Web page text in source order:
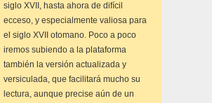
siglo XVII, hasta ahora de difícil
ecceso, y especialmente valiosa para
el siglo XVII otomano. Poco a poco
iremos subiendo a la plataforma
también la versión actualizada y
versiculada, que facilitará mucho su
lectura, aunque precise aún de un